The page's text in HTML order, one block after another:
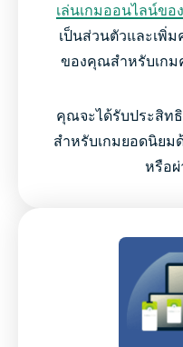
เล่นเกมออนไลน์ข
เป็นส่วนตัวและเพิ่
ของคุณสำหรับเกม
คุณจะได้รับประสิท
สำหรับเกมยอดนิยม
หรือ